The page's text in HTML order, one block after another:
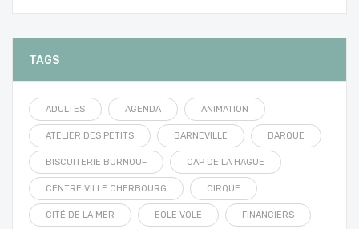
TAGS
ADULTES AGENDA ANIMATION
ATELIER DES PETITS BARNEVILLE BARQUE
BISCUITERIE BURNOUF CAP DE LA HAGUE
CENTRE VILLE CHERBOURG CIRQUE
CITÉ DE LA MER EOLE VOLE FINANCIERS